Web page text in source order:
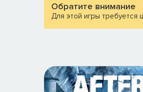
Обратите внимание
Для этой игры требуется